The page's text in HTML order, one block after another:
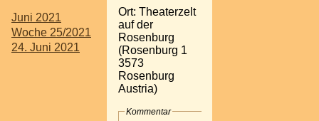
Juni 2021
Woche 25/2021
24. Juni 2021
Ort: Theaterzelt
auf der
Rosenburg
(Rosenburg 1
3573
Rosenburg
Austria)
Kommentar